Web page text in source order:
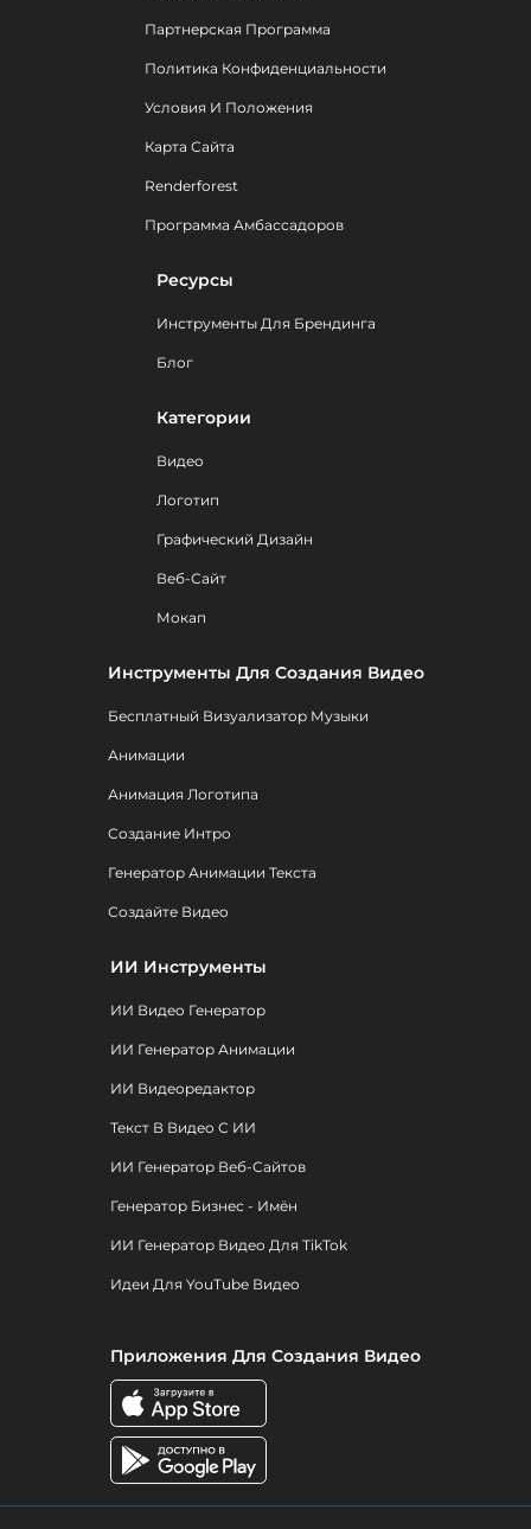
Партнерская Программа
Политика Конфиденциальности
Условия И Положения
Карта Сайта
Renderforest
Программа Амбассадоров
Ресурсы
Инструменты Для Брендинга
Блог
Категории
Видео
Логотип
Графический Дизайн
Веб-Сайт
Мокап
Инструменты Для Создания Видео
Бесплатный Визуализатор Музыки
Анимации
Анимация Логотипа
Создание Интро
Генератор Анимации Текста
Создайте Видео
ИИ Инструменты
ИИ Видео Генератор
ИИ Генератор Анимации
ИИ Видеоредактор
Текст В Видео С ИИ
ИИ Генератор Веб-Сайтов
Генератор Бизнес - Имён
ИИ Генератор Видео Для TikTok
Идеи Для YouTube Видео
Приложения Для Создания Видео